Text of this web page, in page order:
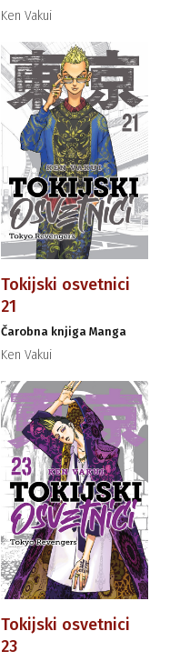
Ken Vakui
Tokijski osvetnici
21
Čarobna knjiga Manga
Ken Vakui
Tokijski osvetnici
23